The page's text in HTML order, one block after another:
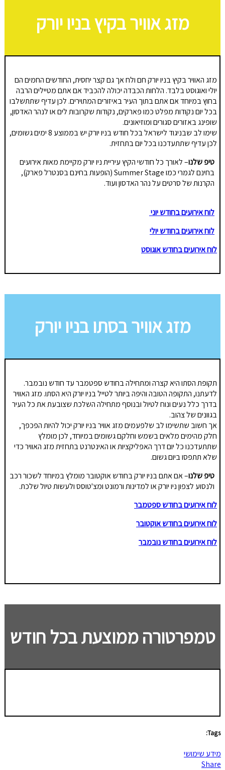
מזג אוויר בקיץ בניו יורק
מזג האוויר בקיץ בניו יורק חם ולח אך גם קצר יחסית, החודשים החמים הם
יולי ואוגוסט בלבד. הלחות הכבדה יכולה להכביד אם אתם מטיילים הרבה
בחוץ במיוחד אם אתם בתוך העיר באיזורים המתוירים. לכן עדיף שתתשלבו
בכל יום נקודות מפלט כמו פארקים, נקודות שקרובות לים או לנהר האדסון,
שופינג באזורים סגורים ומוזיאונים.
שימו לב שבניגוד לישראל בכל חודש בניו יורק יש בממוצע 8 ימים גשומים,
לכן עדיף שתתעדכנו בכל יום בתחזית.
טיפ שלנו– לאורך כל חודשי הקיץ עיריית ניו יורק מקיימת מאות אירועים
בחינם לגמרי כמו Summer Stage (הופעות בחינם בסנטרל פארק),
הקרנות של סרטים על נהר האדסון ועוד.
לוח אירועים בחודש יוני
לוח אירועים בחודש יולי
לוח אירועים בחודש אוגוסט
מזג אוויר בסתו בניו יורק
תקופת הסתו היא קצרה ומתחילה בחודש ספטמבר עד חודש נובמבר.
לדעתנו, התקופה הטובה והיפה ביותר לטייל בניו יורק היא הסתו. מזג האוויר
בדרך כלל נעים ונוח לטיול ובנוסף מתחילה השלכת שצובעת את כל העיר
בגוונים של צהוב.
אך חשוב שתשימו לב שלפעמים מזג אוויר בניו יורק יכול להיות הפכפך,
חלק מהימים מלאים בשמש וחלקם גשומים במיוחד, לכן מומלץ
שתתעדכנו כל יום דרך האפליקציות או האינטרנט בתחזית מזג האוויר כדי
שלא תתפסו ביום גשום.
טיפ שלנו– אם אתם בניו יורק בחודש אוקטובר מומלץ במיוחד לשכור רכב
ולנסוע לצפון ניו יורק או למדינות ורמונט ומצ'טוסס ולעשות טיול שלכת.
לוח אירועים בחודש ספטמבר
לוח אירועים בחודש אוקטובר
לוח אירועים בחודש נובמבר
טמפרטורה ממוצעת בכל חודש
Tags:
מידע שימושי
Share